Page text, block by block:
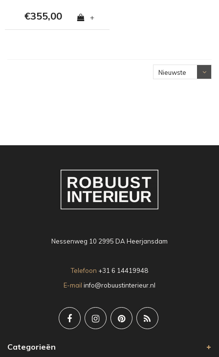
€355,00 +
Nieuwste
Nessenweg 10 2995 DA Heerjansdam
Telefoon +31 6 14419948
E-mail info@robuustinterieur.nl
Categorieën